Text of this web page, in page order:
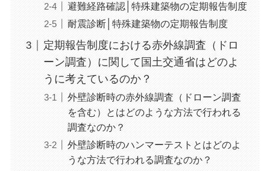
避難経路確認│特殊建築物の定期報告制度
耐震診断│特殊建築物の定期報告制度
定期報告制度における赤外線調査（ドロ
ーン調査）に関して国土交通省はどのよ
うに考えているのか？
外壁診断時の赤外線調査（ドローン調査
を含む）とはどのような方法で行われる
調査なのか？
外壁診断時のハンマーテストとはどのよ
うな方法で行われる調査なのか？